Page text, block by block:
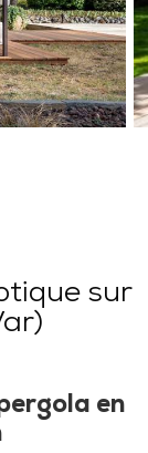
sur
en